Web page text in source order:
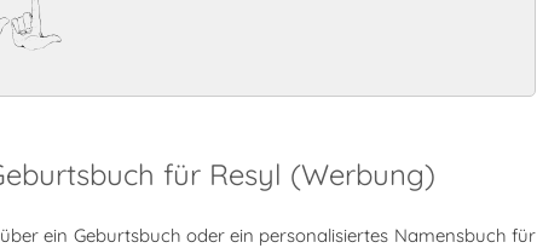
für Resyl (Werbung)
ein Geburtsbuch oder ein personalisiertes Namensbuch für